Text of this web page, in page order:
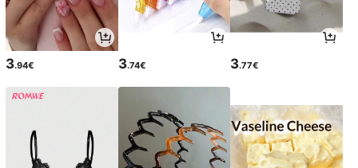
3.94€ 3.74€ 3.77€